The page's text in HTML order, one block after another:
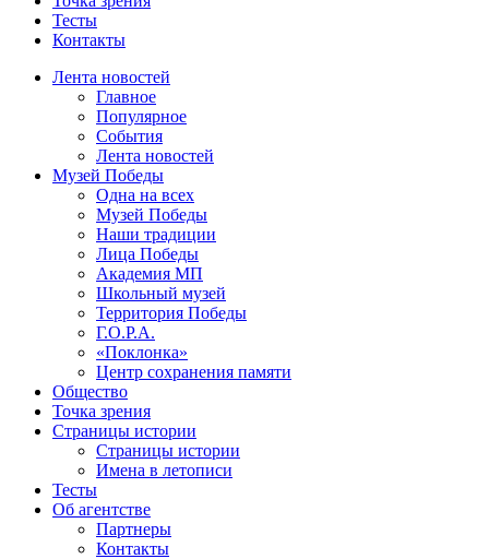
Тесты
Контакты
Лента новостей
Главное
Популярное
События
Лента новостей
Музей Победы
Одна на всех
Музей Победы
Наши традиции
Лица Победы
Академия МП
Школьный музей
Территория Победы
Г.О.Р.А.
«Поклонка»
Центр сохранения памяти
Общество
Точка зрения
Страницы истории
Страницы истории
Имена в летописи
Тесты
Об агентстве
Партнеры
Контакты